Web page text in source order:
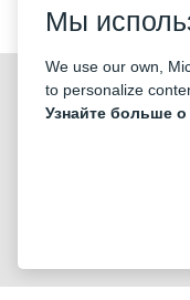
©2026
Harju maakond,
Мы
We use our own,
to personalize
Узнайте больше